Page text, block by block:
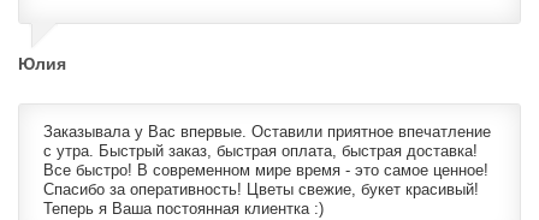
Юлия
Заказывала у Вас впервые. Оставили приятное впечатление
с утра. Быстрый заказ, быстрая оплата, быстрая доставка!
Все быстро! В современном мире время - это самое ценное!
Спасибо за оперативность! Цветы свежие, букет красивый!
Теперь я Ваша постоянная клиентка :)